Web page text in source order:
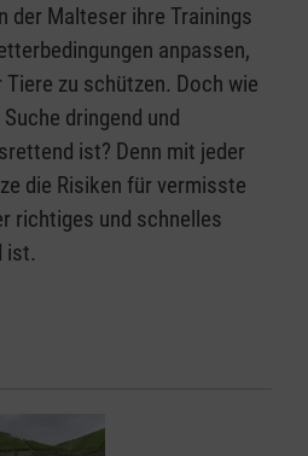
der Malteser ihre Trainings
anpassen,
zu schützen. Doch wie
dringend und
ist? Denn mit jeder
die Risiken für vermisste
richtiges und schnelles
ist.